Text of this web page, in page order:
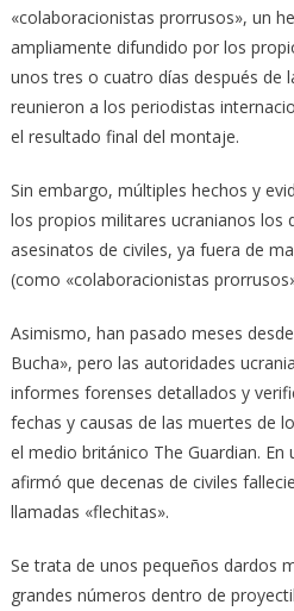
«colaboracionistas prorrusos», un
ampliamente difundido por los
unos tres o cuatro días después de
reunieron a los periodistas
el resultado final del montaje.
Sin embargo, múltiples hechos y
los propios militares ucranianos los
asesinatos de civiles, ya fuera de
(como «colaboracionistas
Asimismo, han pasado meses
Bucha», pero las autoridades
informes forenses detallados y
fechas y causas de las muertes de
el medio británico The Guardian. En
afirmó que decenas de civiles
llamadas «flechitas».
Se trata de unos pequeños dardos
grandes números dentro de